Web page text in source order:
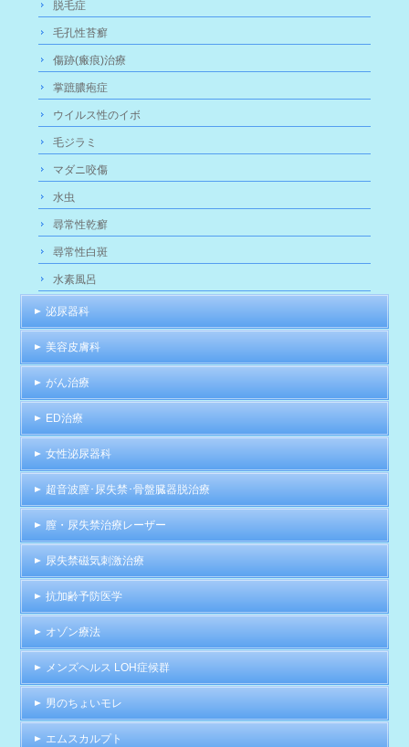
脱毛症
毛孔性苔癬
傷跡(瘢痕)治療
掌蹠膿疱症
ウイルス性のイボ
毛ジラミ
マダニ咬傷
水虫
尋常性乾癬
尋常性白斑
水素風呂
泌尿器科
美容皮膚科
がん治療
ED治療
女性泌尿器科
超音波膣･尿失禁･骨盤臓器脱治療
膣・尿失禁治療レーザー
尿失禁磁気刺激治療
抗加齢予防医学
オゾン療法
メンズヘルス LOH症候群
男のちょいモレ
エムスカルプト